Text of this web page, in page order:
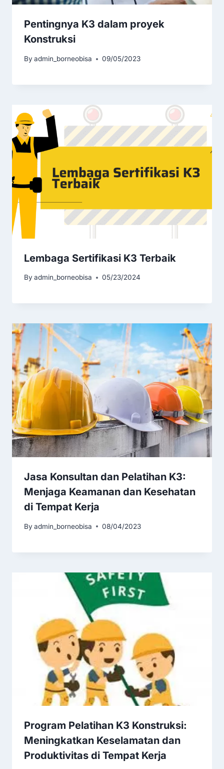
Pentingnya K3 dalam proyek
Konstruksi
By admin_borneobisa 09/05/2023
Lembaga Sertifikasi K3 Terbaik
By admin_borneobisa 05/23/2024
Jasa Konsultan dan Pelatihan K3:
Menjaga Keamanan dan Kesehatan
di Tempat Kerja
By admin_borneobisa 08/04/2023
Program Pelatihan K3 Konstruksi:
Meningkatkan Keselamatan dan
Produktivitas di Tempat Kerja